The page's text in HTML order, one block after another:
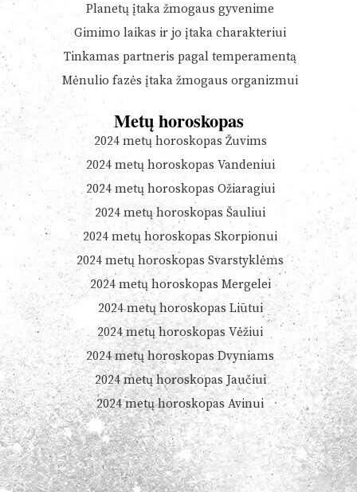
Planetų įtaka žmogaus gyvenime
Gimimo laikas ir jo įtaka charakteriui
Tinkamas partneris pagal temperamentą
Mėnulio fazės įtaka žmogaus organizmui
Metų horoskopas
2024 metų horoskopas Žuvims
2024 metų horoskopas Vandeniui
2024 metų horoskopas Ožiaragiui
2024 metų horoskopas Šauliui
2024 metų horoskopas Skorpionui
2024 metų horoskopas Svarstyklėms
2024 metų horoskopas Mergelei
2024 metų horoskopas Liūtui
2024 metų horoskopas Vėžiui
2024 metų horoskopas Dvyniams
2024 metų horoskopas Jaučiui
2024 metų horoskopas Avinui